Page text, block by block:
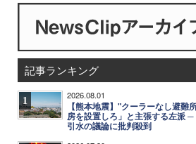
記事ランキング
1 2026.08.01
【熊本地震】"クーラーなし避
房を設置しろ」と主張する左派
引水の議論に批判殺到